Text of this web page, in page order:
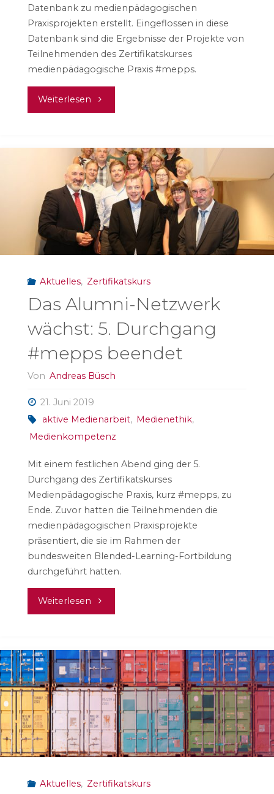
Datenbank zu medienpädagogischen
Praxisprojekten erstellt. Eingeflossen in diese
Datenbank sind die Ergebnisse der Projekte von
Teilnehmenden des Zertifikatskurses
medienpädagogische Praxis #mepps.
Weiterlesen "medienkompetenzerwerb.de
Projektdatenbank"
Aktuelles, Zertifikatskurs
Das Alumni-Netzwerk
wächst: 5. Durchgang
#mepps beendet
Von Andreas Büsch
21. Juni 2019
aktive Medienarbeit, Medienethik,
Medienkompetenz
Mit einem festlichen Abend ging der 5.
Durchgang des Zertifikatskurses
Medienpädagogische Praxis, kurz #mepps, zu
Ende. Zuvor hatten die Teilnehmenden die
medienpädagogischen Praxisprojekte
präsentiert, die sie im Rahmen der
bundesweiten Blended-Learning-Fortbildung
durchgeführt hatten.
Weiterlesen "Das
Netzwerk
wächst:
Durchgang
#mepps
beendet"
Aktuelles, Zertifikatskurs